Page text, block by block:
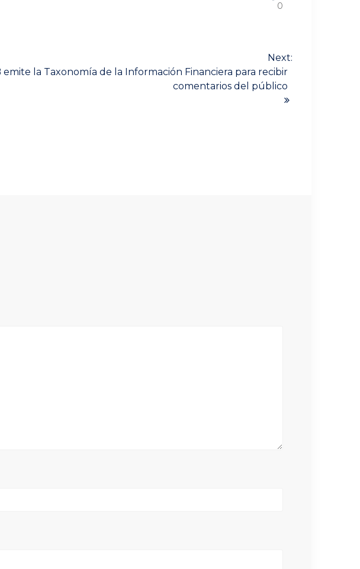
0
Next:
emite la Taxonomía de la Información Financiera para recibir
comentarios del público